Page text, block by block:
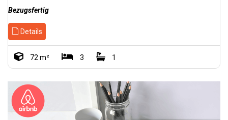
Bezugsfertig
Details
72 m² 3 1